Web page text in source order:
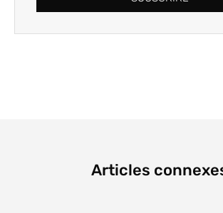
Articles